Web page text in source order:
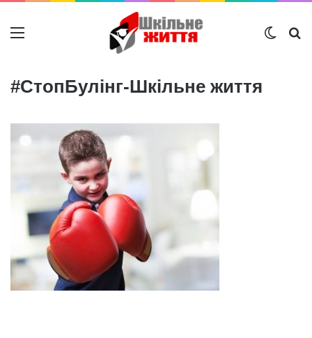
Меню
#СтопБулінг-Шкільне життя